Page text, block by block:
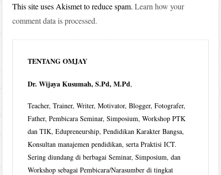
This site uses Akismet to reduce spam.Learn how your
comment data is processed.
TENTANG OMJAY
Dr. Wijaya Kusumah, S.Pd, M.Pd,
Teacher, Trainer, Writer, Motivator, Blogger, Fotografer,
Father, Pembicara Seminar, Simposium, Workshop PTK
dan TIK, Edupreneurship, Pendidikan Karakter Bangsa,
Konsultan manajemen pendidikan, serta Praktisi ICT.
Sering diundang di berbagai Seminar, Simposium, dan
Workshop sebagai Pembicara/Narasumber di tingkat